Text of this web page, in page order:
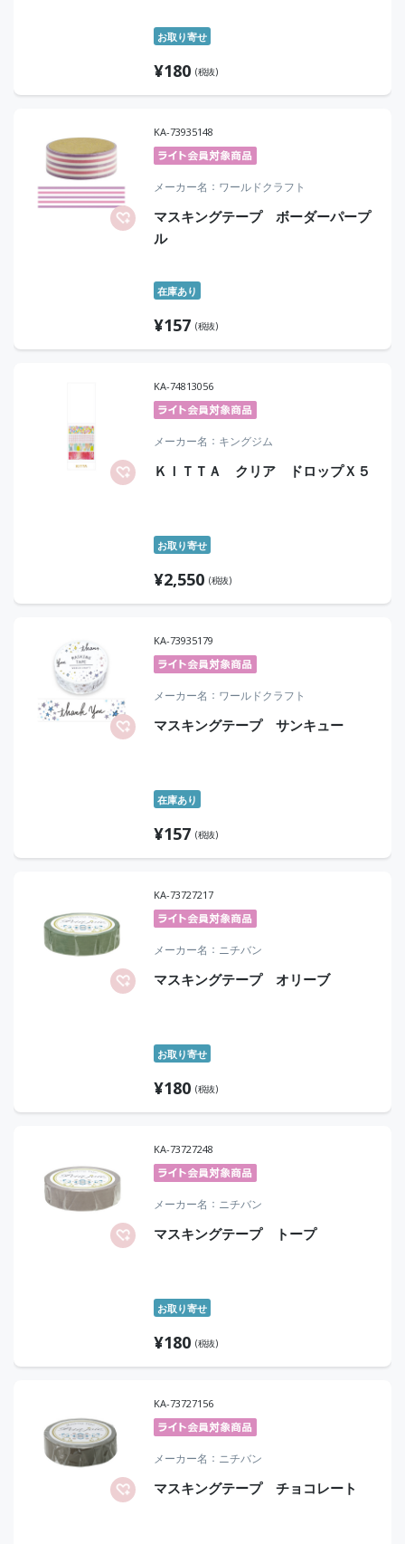
お取り寄せ
¥180 (税抜)
KA-73935148
メーカー名 ワールドクラフト
マスキングテープ ボーダーパープ
ル
在庫あり
¥157 (税抜)
KA-74813056
メーカー名 キングジム
ＫＩＴＴＡ クリア ドロップＸ５
お取り寄せ
¥2,550 (税抜)
KA-73935179
メーカー名 ワールドクラフト
マスキングテープ サンキュー
在庫あり
¥157 (税抜)
KA-73727217
メーカー名 ニチバン
マスキングテープ オリーブ
お取り寄せ
¥180 (税抜)
KA-73727248
メーカー名 ニチバン
マスキングテープ トープ
お取り寄せ
¥180 (税抜)
KA-73727156
メーカー名 ニチバン
マスキングテープ チョコレート